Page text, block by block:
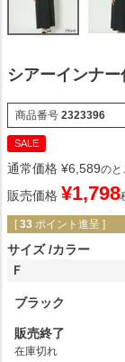
シアーインナ
商品番号 2323396
SALE
通常価格 ¥6,589のと
販売価格 ¥1,798
[ 33 ポイント進呈 ]
サイズ カラー
Ｆ
ブラック
販売終了
在庫切れ